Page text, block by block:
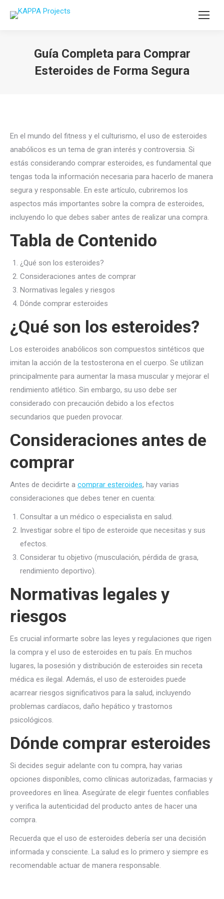
Guía Completa para Comprar
Esteroides de Forma Segura
En el mundo del fitness y el culturismo, el uso de esteroides
anabólicos es un tema de gran interés y controversia. Si
estás considerando comprar esteroides, es fundamental que
tengas toda la información necesaria para hacerlo de manera
segura y responsable. En este artículo, cubriremos los
aspectos más importantes sobre la compra de esteroides,
incluyendo lo que debes saber antes de realizar una compra.
Tabla de Contenido
¿Qué son los esteroides?
Consideraciones antes de comprar
Normativas legales y riesgos
Dónde comprar esteroides
¿Qué son los esteroides?
Los esteroides anabólicos son compuestos sintéticos que
imitan la acción de la testosterona en el cuerpo. Se utilizan
principalmente para aumentar la masa muscular y mejorar el
rendimiento atlético. Sin embargo, su uso debe ser
considerado con precaución debido a los efectos
secundarios que pueden provocar.
Consideraciones antes de
comprar
Antes de decidirte a comprar esteroides, hay varias
consideraciones que debes tener en cuenta:
Consultar a un médico o especialista en salud.
Investigar sobre el tipo de esteroide que necesitas y sus
efectos.
Considerar tu objetivo (musculación, pérdida de grasa,
rendimiento deportivo).
Normativas legales y
riesgos
Es crucial informarte sobre las leyes y regulaciones que rigen
la compra y el uso de esteroides en tu país. En muchos
lugares, la posesión y distribución de esteroides sin receta
médica es ilegal. Además, el uso de esteroides puede
acarrear riesgos significativos para la salud, incluyendo
problemas cardíacos, daño hepático y trastornos
psicológicos.
Dónde comprar esteroides
Si decides seguir adelante con tu compra, hay varias
opciones disponibles, como clínicas autorizadas, farmacias y
proveedores en línea. Asegúrate de elegir fuentes confiables
y verifica la autenticidad del producto antes de hacer una
compra.
Recuerda que el uso de esteroides debería ser una decisión
informada y consciente. La salud es lo primero y siempre es
recomendable actuar de manera responsable.